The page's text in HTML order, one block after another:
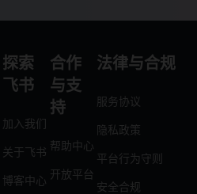
探索
飞书
加入我们
关于飞书
博客中心
合作
与支
持
帮助中心
开放平台
法律与合规
服务协议
隐私政策
平台行为守则
安全合规